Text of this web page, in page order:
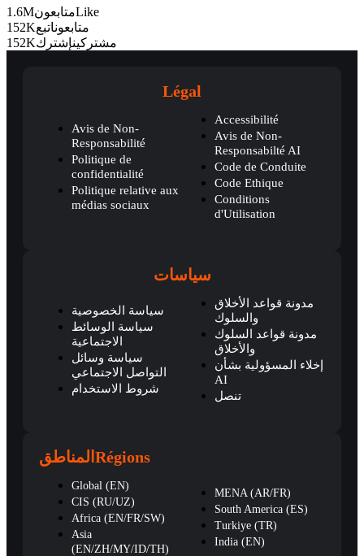
1.6MمتابعونLike
152K
متابعوناتبع
152K
مشتركينإشترك
Légal
Avis de Non-
Responsabilité
Politique de
confidentialité
Politique relative aux
médias sociaux
Accessibilité
Avis de Non-
Responsabilté AI
Code de Conduite
Code Ethique
Conditions
d'Utilisation
سياسات
سياسة الخصوصية
سياسة الوسائط
الاجتماعية
سياسة وسائل
التواصل الاجتماعي
شروط الاستخدام
مدونة قواعد الأخلاق
والسلوك
مدونة قواعد السلوك
والأخلاق
إخلاء المسؤولية بشأن
AI
تنصل
المناطق Régions
Global (EN)
CIS (RU/UZ)
Africa (EN/FR/SW)
Asia
(EN/ZH/MY/ID/TH)
MENA (AR/FR)
South America (ES)
Turkiye (TR)
India (EN)